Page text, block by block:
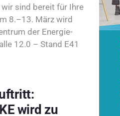
sind bereit für Ihre
8.–13. März wird
der Energie-
12.0 – Stand E41
wird zu